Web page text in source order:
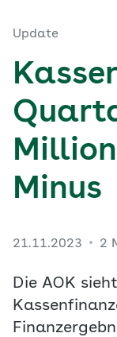
Update
Minus
21.11.2023 2
Die AOK